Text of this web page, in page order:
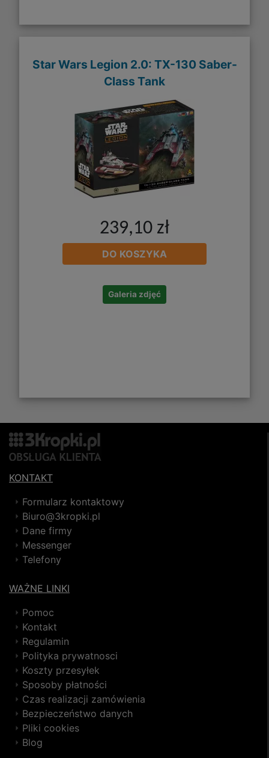
Star Wars Legion 2.0: TX-130 Saber-
Class Tank
239,10 zł
DO KOSZYKA
Galeria zdjęć
KONTAKT
Formularz kontaktowy
Biuro@3kropki.pl
Dane firmy
Messenger
Telefony
WAŻNE LINKI
Pomoc
Kontakt
Regulamin
Polityka prywatnosci
Koszty przesyłek
Sposoby płatności
Czas realizacji zamówienia
Bezpieczeństwo danych
Pliki cookies
Blog